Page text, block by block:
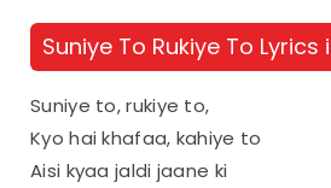
Suniye To Rukiye To Lyrics
Suniye to, rukiye to,
Kyo hai khafaa, kahiye to
Aisi kyaa jaldi jaane ki